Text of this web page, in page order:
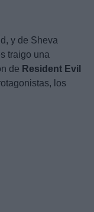
y de Sheva
traigo una
de Resident Evil
los